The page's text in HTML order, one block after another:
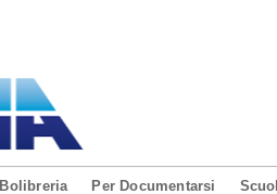
Bolibreria Per Documentarsi